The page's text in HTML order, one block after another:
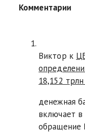
Комментарии
Виктор к
18,152
денежная
включает
обращение